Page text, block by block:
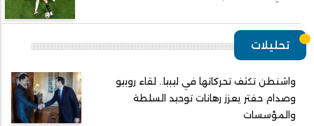
تحليلات
واشنطن تكثف تحركاتها في ليبيا.. لقاء روبيو
وصدام حفتر يعزز رهانات توحيد السلطة
والمؤسسات